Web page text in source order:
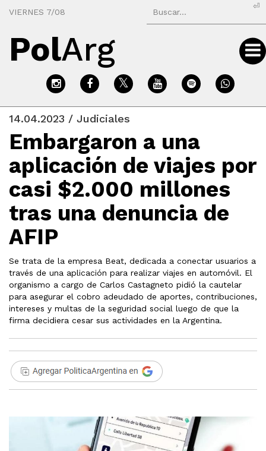
VIERNES 7/08
⏎
PolArg
14.04.2023 / Judiciales
Embargaron a una
aplicación de viajes por
casi $2.000 millones
tras una denuncia de
AFIP
Se trata de la empresa Beat, dedicada a conectar usuarios a
través de una aplicación para realizar viajes en automóvil. El
organismo a cargo de Carlos Castagneto pidió la cautelar
para asegurar el cobro adeudado de aportes, contribuciones,
intereses y multas de la seguridad social luego de que la
firma decidiera cesar sus actividades en la Argentina.